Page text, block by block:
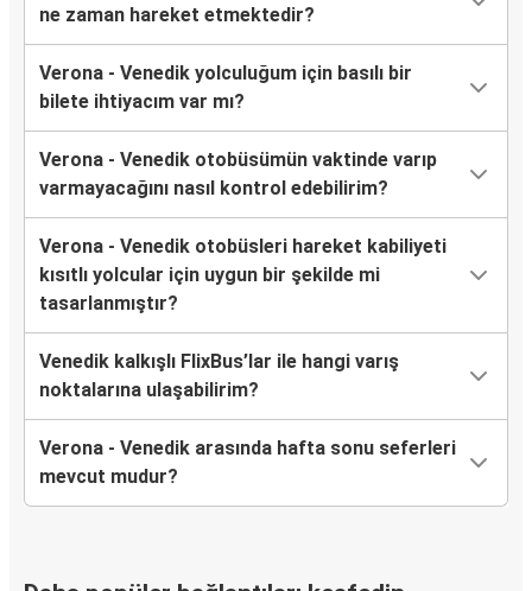
ne zaman hareket etmektedir?
Verona - Venedik yolculuğum için basılı bir
bilete ihtiyacım var mı?
Verona - Venedik otobüsümün vaktinde varıp
varmayacağını nasıl kontrol edebilirim?
Verona - Venedik otobüsleri hareket kabiliyeti
kısıtlı yolcular için uygun bir şekilde mi
tasarlanmıştır?
Venedik kalkışlı FlixBus’lar ile hangi varış
noktalarına ulaşabilirim?
Verona - Venedik arasında hafta sonu seferleri
mevcut mudur?